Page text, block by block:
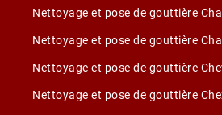
Nettoyage et pose de gouttière
Nettoyage et pose de gouttière
Nettoyage et pose de gouttière
Nettoyage et pose de gouttière